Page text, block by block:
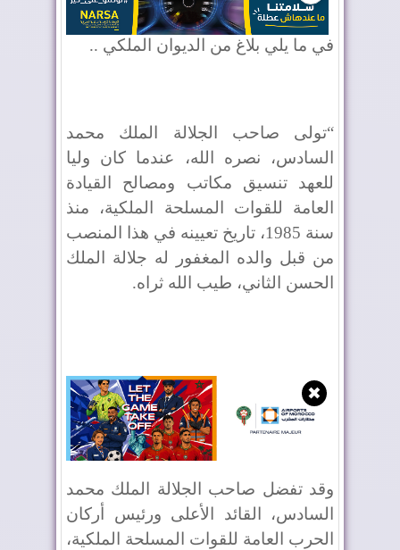
في ما يلي بلاغ من الديوان الملكي ..
“تولى صاحب الجلالة الملك محمد
السادس، نصره الله، عندما كان وليا
للعهد تنسيق مكاتب ومصالح القيادة
العامة للقوات المسلحة الملكية، منذ
سنة 1985، تاريخ تعيينه في هذا المنصب
من قبل والده المغفور له جلالة الملك
الحسن الثاني، طيب الله ثراه.
✖
وقد تفضل صاحب الجلالة الملك محمد
السادس، القائد الأعلى ورئيس أركان
الحرب العامة للقوات المسلحة الملكية،